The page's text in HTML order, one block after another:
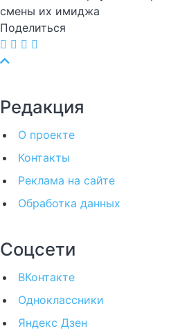
смены их имиджа
Поделиться
Редакция
О проекте
Контакты
Реклама на сайте
Обработка данных
Соцсети
ВКонтакте
Одноклассники
Яндекс Дзен